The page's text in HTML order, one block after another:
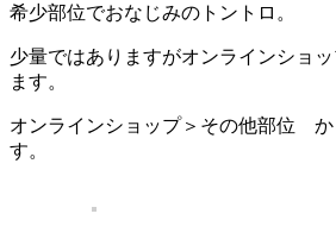
希少部位でおなじみのトントロ。
少量ではありますがオンラインショ
ます。
オンラインショップ＞その他部位 か
す。